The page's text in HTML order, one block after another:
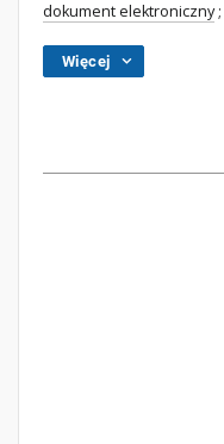
dokument elektroniczny;
Więcej